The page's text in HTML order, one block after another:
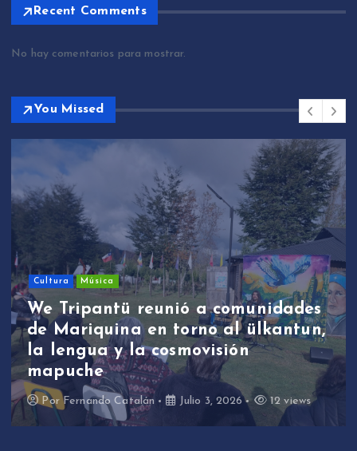
Recent Comments
No hay comentarios para mostrar.
You Missed
Cultura Música
We Tripantü reunió a comunidades
de Mariquina en torno al ülkantun,
la lengua y la cosmovisión
mapuche
Por Fernando Catalán Julio 3, 2026 12 views